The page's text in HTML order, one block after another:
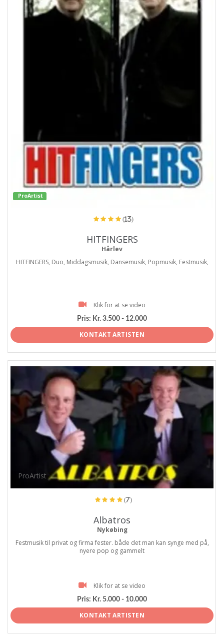
ProArtist
(13)
HITFINGERS
Hårlev
HITFINGERS, Duo, Middagsmusik, Dansemusik, Popmusik, Festmusik,
Klik for at se video
Pris: Kr. 3.500 - 12.000
KONTAKT ARTISTEN
ProArtist
(7)
Albatros
Nykøbing
Festmusik til privat og firma fester. både det man kan synge med på,
nyere pop og gammelt
Klik for at se video
Pris: Kr. 5.000 - 10.000
KONTAKT ARTISTEN